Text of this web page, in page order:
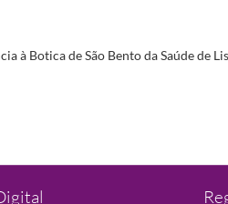
à Botica de São Bento da Saúde de